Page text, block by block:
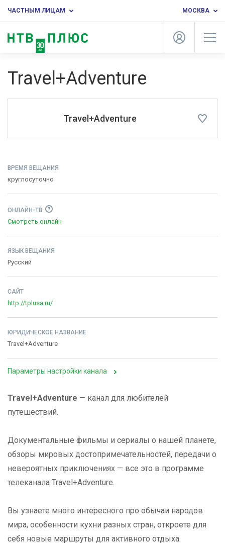
ЧАСТНЫМ ЛИЦАМ МОСКВА
Travel+Adventure
Travel+Adventure
ВРЕМЯ ВЕЩАНИЯ
круглосуточно
ОНЛАЙН-ТВ
Смотреть онлайн
ЯЗЫК ВЕЩАНИЯ
Русский
САЙТ
http://tplusa.ru/
ЮРИДИЧЕСКОЕ НАЗВАНИЕ
Travel+Adventure
Параметры настройки канала
Travel+Adventure — канал для любителей
путешествий.
Документальные фильмы и сериалы о нашей планете,
обзоры мировых достопримечательностей, передачи о
невероятных приключениях — все это в программе
телеканала Travel+Adventure.
Вы узнаете много интересного про обычаи народов
мира, особенности кухни разных стран, откроете для
себя новые маршруты для активного отдыха.